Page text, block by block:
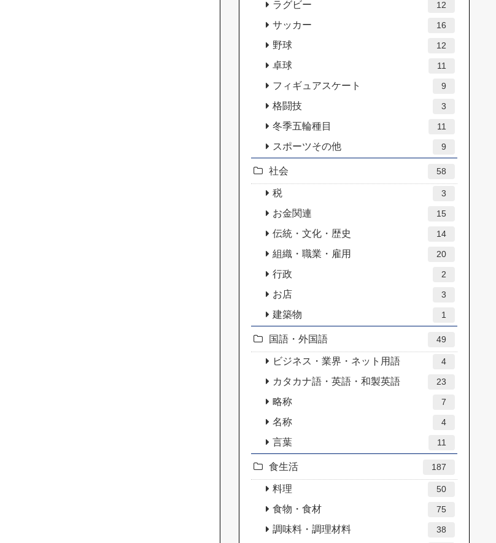
ラグビー 12
サッカー 16
野球 12
卓球 11
フィギュアスケート 9
格闘技 3
冬季五輪種目 11
スポーツその他 9
社会 58
税 3
お金関連 15
伝統・文化・歴史 14
組織・職業・雇用 20
行政 2
お店 3
建築物 1
国語・外国語 49
ビジネス・業界・ネット用語 4
カタカナ語・英語・和製英語 23
略称 7
名称 4
言葉 11
食生活 187
料理 50
食物・食材 75
調味料・調理材料 38